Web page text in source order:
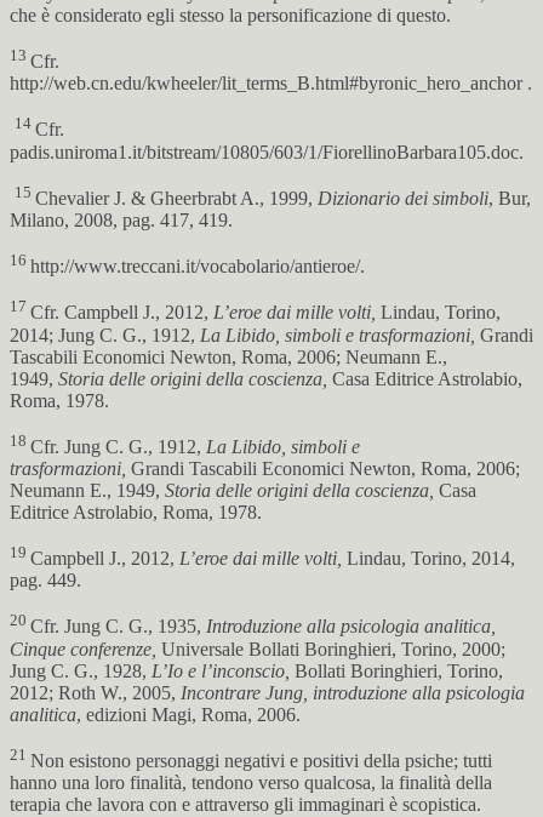
che è considerato egli stesso la personificazione di questo.
13 Cfr.
http://web.cn.edu/kwheeler/lit_terms_B.html#byronic_hero_anchor .
14 Cfr.
padis.uniroma1.it/bitstream/10805/603/1/FiorellinoBarbara105.doc.
15 Chevalier J. & Gheerbrabt A., 1999, Dizionario dei simboli, Bur,
Milano, 2008, pag. 417, 419.
16 http://www.treccani.it/vocabolario/antieroe/.
17 Cfr. Campbell J., 2012, L’eroe dai mille volti, Lindau, Torino,
2014; Jung C. G., 1912, La Libido, simboli e trasformazioni, Grandi
Tascabili Economici Newton, Roma, 2006; Neumann E.,
1949, Storia delle origini della coscienza, Casa Editrice Astrolabio,
Roma, 1978.
18 Cfr. Jung C. G., 1912, La Libido, simboli e
trasformazioni, Grandi Tascabili Economici Newton, Roma, 2006;
Neumann E., 1949, Storia delle origini della coscienza, Casa
Editrice Astrolabio, Roma, 1978.
19 Campbell J., 2012, L’eroe dai mille volti, Lindau, Torino, 2014,
pag. 449.
20 Cfr. Jung C. G., 1935, Introduzione alla psicologia analitica,
Cinque conferenze, Universale Bollati Boringhieri, Torino, 2000;
Jung C. G., 1928, L’Io e l’inconscio, Bollati Boringhieri, Torino,
2012; Roth W., 2005, Incontrare Jung, introduzione alla psicologia
analitica, edizioni Magi, Roma, 2006.
21 Non esistono personaggi negativi e positivi della psiche; tutti
hanno una loro finalità, tendono verso qualcosa, la finalità della
terapia che lavora con e attraverso gli immaginari è scopistica.